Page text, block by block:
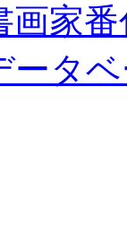
画家
ータ